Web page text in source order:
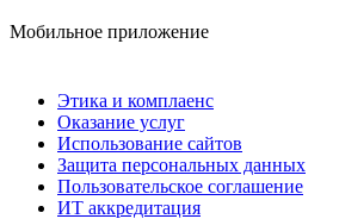
Мобильное приложение
Этика и комплаенс
Оказание услуг
Использование сайтов
Защита персональных данных
Пользовательское соглашение
ИТ аккредитация